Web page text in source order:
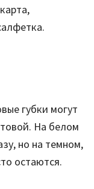
губки могут
На белом
но на темном,
остаются.